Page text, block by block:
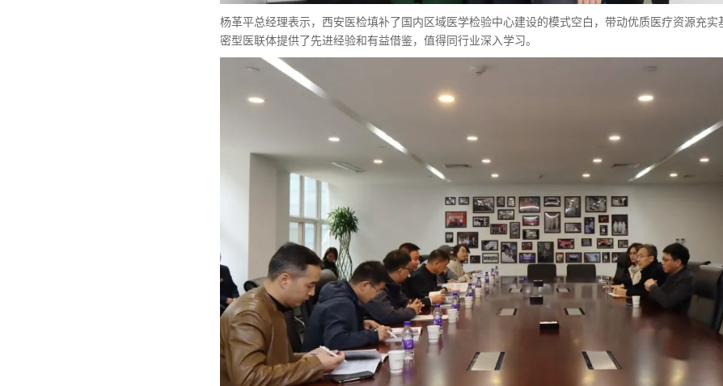
杨革平总经理表示，西安医检填补了国内区域医学检验中心建设的模式空白，带动优质医疗资源充
密型医联体提供了先进经验和有益借鉴，值得同行业深入学习。